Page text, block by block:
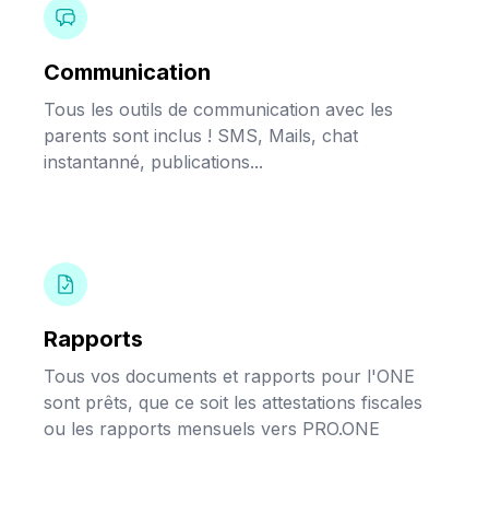
Communication
Tous les outils de communication avec les
parents sont inclus ! SMS, Mails, chat
instantanné, publications...
Rapports
Tous vos documents et rapports pour l'ONE
sont prêts, que ce soit les attestations fiscales
ou les rapports mensuels vers PRO.ONE